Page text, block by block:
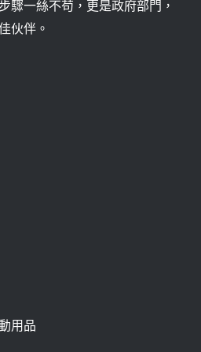
驟一絲不苟，更是政府部門，
伙伴。
用品